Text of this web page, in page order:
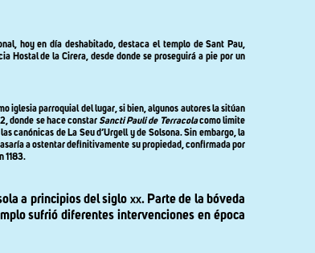
hoy en día deshabitado, destaca el templo de Sant Pau,
Hostal de la Cirera, desde donde se proseguirá a pie por un
iglesia parroquial del lugar, si bien, algunos autores la sitúan
donde se hace constar Sancti Pauli de Terracolacomo limite
canónicas de La Seu d’Urgell y de Solsona. Sin embargo, la
a ostentar definitivamente su propiedad, confirmada por
1183.
a principios del siglo xx. Parte de la bóveda
sufrió diferentes intervenciones en época